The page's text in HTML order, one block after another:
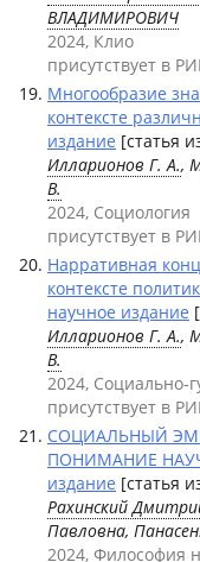
ВЛАДИМИРОВИЧ
2024, Клио
присутствует в
Многообразие
контексте
издание [статья
Илларионов Г. А.,
В.
2024, Социология
присутствует в
Нарративная
контексте
научное издание
Илларионов Г. А.,
В.
2024, Социально-
присутствует в
СОЦИАЛЬНЫЙ
ПОНИМАНИЕ
издание [статья
Рахинский
Павловна,
2024, Философия